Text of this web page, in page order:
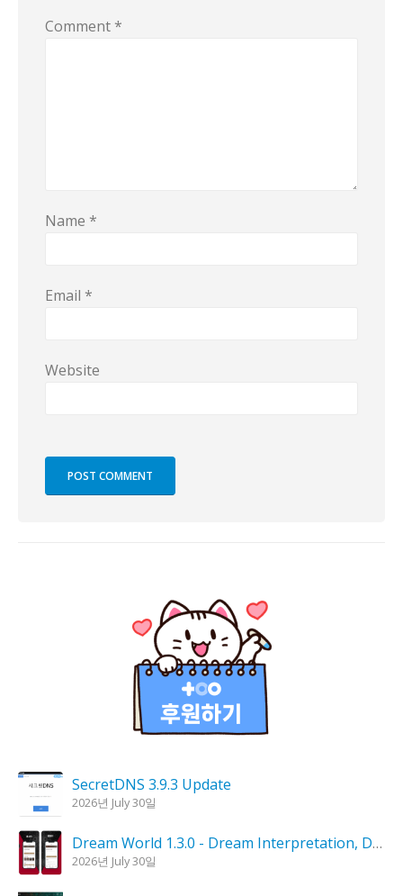
Comment *
Name *
Email *
Website
SecretDNS 3.9.3 Update
2026년 July 30일
Dream World 1.3.0 - Dream Interpretation, Dream Analysis
2026년 July 30일